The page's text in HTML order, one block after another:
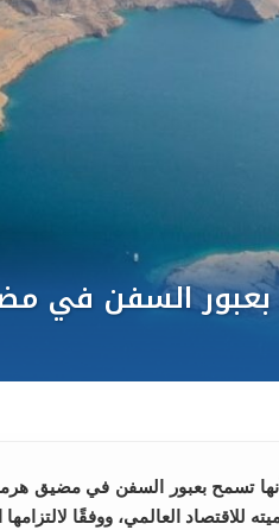
تسمح بعبور السفن في مضيق
للاقتصاد العالمي، ووفقًا